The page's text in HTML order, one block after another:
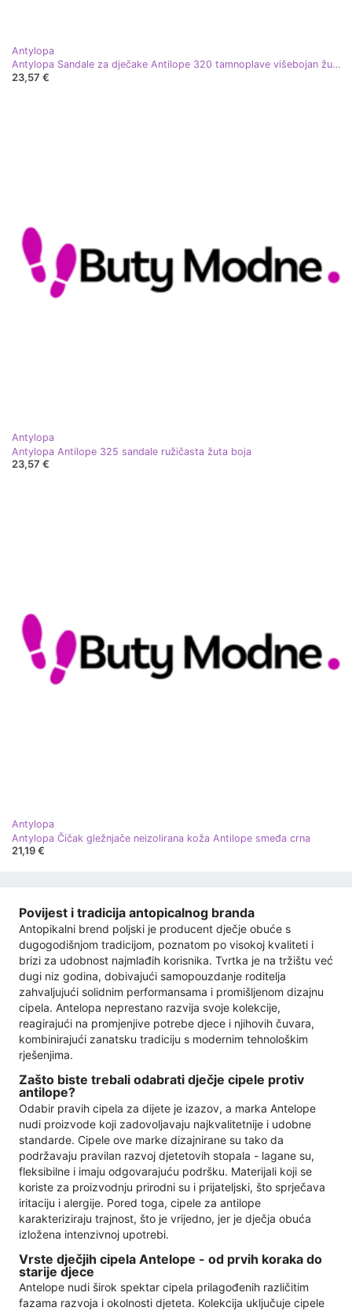
Antylopa
Antylopa Sandale za dječake Antilope 320 tamnoplave višebojan žuta boja plava
23,57 €
Antylopa
Antylopa Antilope 325 sandale ružičasta žuta boja
23,57 €
Antylopa
Antylopa Čičak gležnjače neizolirana koža Antilope smeđa crna
21,19 €
Povijest i tradicija antopicalnog branda
Antopikalni brend poljski je producent dječje obuće s
dugogodišnjom tradicijom, poznatom po visokoj kvaliteti i
brizi za udobnost najmlađih korisnika. Tvrtka je na tržištu već
dugi niz godina, dobivajući samopouzdanje roditelja
zahvaljujući solidnim performansama i promišljenom dizajnu
cipela. Antelopa neprestano razvija svoje kolekcije,
reagirajući na promjenjive potrebe djece i njihovih čuvara,
kombinirajući zanatsku tradiciju s modernim tehnološkim
rješenjima.
Zašto biste trebali odabrati dječje cipele protiv
antilope?
Odabir pravih cipela za dijete je izazov, a marka Antelope
nudi proizvode koji zadovoljavaju najkvalitetnije i udobne
standarde. Cipele ove marke dizajnirane su tako da
podržavaju pravilan razvoj djetetovih stopala - lagane su,
fleksibilne i imaju odgovarajuću podršku. Materijali koji se
koriste za proizvodnju prirodni su i prijateljski, što sprječava
iritaciju i alergije. Pored toga, cipele za antilope
karakteriziraju trajnost, što je vrijedno, jer je dječja obuća
izložena intenzivnoj upotrebi.
Vrste dječjih cipela Antelope - od prvih koraka do
starije djece
Antelope nudi širok spektar cipela prilagođenih različitim
fazama razvoja i okolnosti djeteta. Kolekcija uključuje cipele